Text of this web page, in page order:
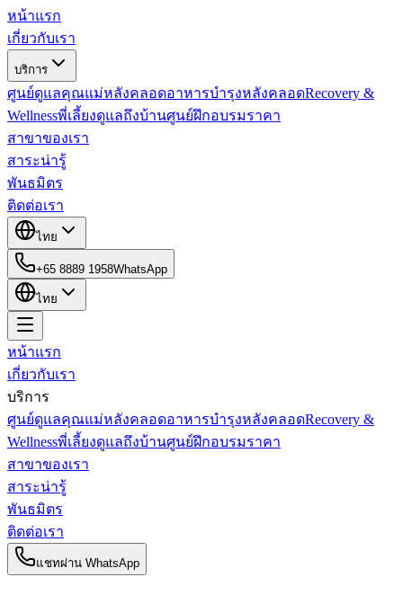
หน้าแรก
เกี่ยวกับเรา
บริการ
ศูนย์ดูแลคุณแม่หลังคลอดอาหารบำรุงหลังคลอดRecovery &
Wellnessพี่เลี้ยงดูแลถึงบ้านศูนย์ฝึกอบรมราคา
สาขาของเรา
สาระน่ารู้
พันธมิตร
ติดต่อเรา
ไทย
+65 8889 1958WhatsApp
ไทย
หน้าแรก
เกี่ยวกับเรา
บริการ
ศูนย์ดูแลคุณแม่หลังคลอดอาหารบำรุงหลังคลอดRecovery &
Wellnessพี่เลี้ยงดูแลถึงบ้านศูนย์ฝึกอบรมราคา
สาขาของเรา
สาระน่ารู้
พันธมิตร
ติดต่อเรา
แชทผ่าน WhatsApp